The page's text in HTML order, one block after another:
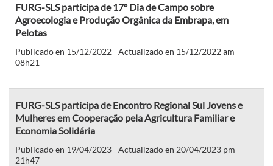
FURG-SLS participa de 17º Dia de Campo sobre
Agroecologia e Produção Orgânica da Embrapa, em
Pelotas
Publicado en 15/12/2022 - Actualizado en 15/12/2022 am
08h21
FURG-SLS participa de Encontro Regional Sul Jovens e
Mulheres em Cooperação pela Agricultura Familiar e
Economia Solidária
Publicado en 19/04/2023 - Actualizado en 20/04/2023 pm
21h47